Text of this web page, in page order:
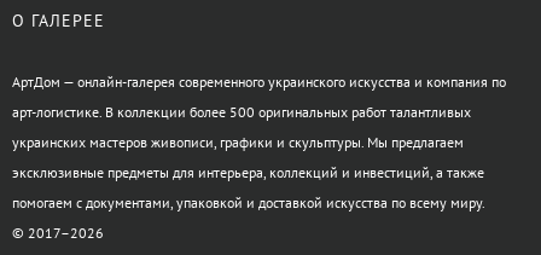
О ГАЛЕРЕЕ
АртДом — онлайн-галерея современного украинского искусства и компания по
арт-логистике. В коллекции более 500 оригинальных работ талантливых
украинских мастеров живописи, графики и скульптуры. Мы предлагаем
эксклюзивные предметы для интерьера, коллекций и инвестиций, а также
помогаем с документами, упаковкой и доставкой искусства по всему миру.
© 2017–2026